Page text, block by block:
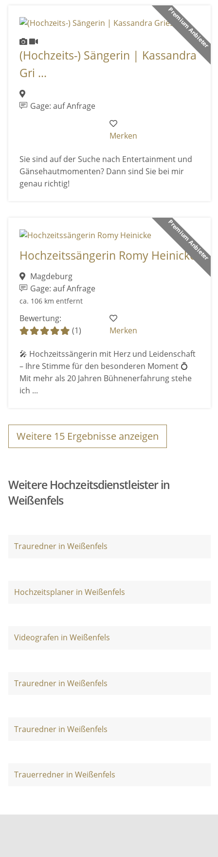
Premium Anbieter
(Hochzeits-) Sängerin | Kassandra
Gri ...
Gage: auf Anfrage
Merken
Sie sind auf der Suche nach Entertainment und
Gänsehautmomenten? Dann sind Sie bei mir
genau richtig!
Premium Anbieter
Hochzeitssängerin Romy Heinicke
Magdeburg
Gage: auf Anfrage
ca. 106 km entfernt
Bewertung:
(1)
Merken
🎤 Hochzeitssängerin mit Herz und Leidenschaft
– Ihre Stimme für den besonderen Moment 💍
Mit mehr als 20 Jahren Bühnenerfahrung stehe
ich ...
Weitere 15 Ergebnisse anzeigen
Weitere Hochzeitsdienstleister in
Weißenfels
Trauredner in Weißenfels
Hochzeitsplaner in Weißenfels
Videografen in Weißenfels
Trauredner in Weißenfels
Trauredner in Weißenfels
Trauerredner in Weißenfels